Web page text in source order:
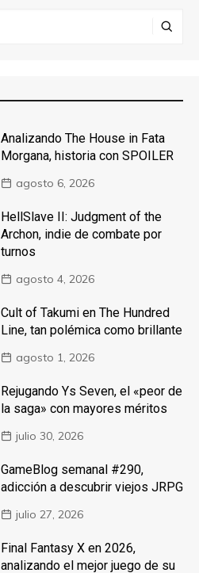
Analizando The House in Fata
Morgana, historia con SPOILER
agosto 6, 2026
HellSlave II: Judgment of the
Archon, indie de combate por
turnos
agosto 4, 2026
Cult of Takumi en The Hundred
Line, tan polémica como brillante
agosto 1, 2026
Rejugando Ys Seven, el «peor de
la saga» con mayores méritos
julio 30, 2026
GameBlog semanal #290,
adicción a descubrir viejos JRPG
julio 27, 2026
Final Fantasy X en 2026,
analizando el mejor juego de su